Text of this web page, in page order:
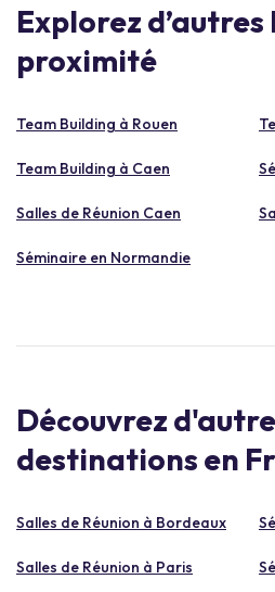
Explorez d’autres
proximité
Team Building à Rouen
Team Building à Caen
Salles de Réunion Caen
Séminaire en Normandie
Découvrez
destinations en
Salles de Réunion à Bordeaux
Salles de Réunion à Paris